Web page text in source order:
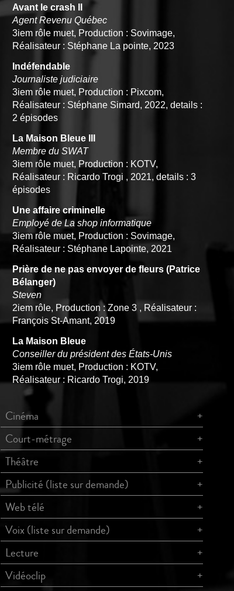
Avant le crash II
Agent Revenu Québec
3iem rôle muet, Production : Sovimage,
Réalisateur : Stéphane La pointe, 2023
Indéfendable
Journaliste judiciaire
3iem rôle muet, Production : Pixcom,
Réalisateur : Stéphane Simard, 2022, details :
2 épisodes
La Maison Bleue III
Membre du SWAT
3iem rôle muet, Production : KOTV,
Réalisateur : Ricardo Trogi , 2021, details : 3
épisodes
Une affaire criminelle
Employé de La shop informatique
3iem rôle muet, Production : Sovimage,
Réalisateur : Stéphane Lapointe, 2021
Prière de ne pas envoyer de fleurs (Patrice
Bélanger)
Steven
2iem rôle, Production : Zone 3 , Réalisateur :
François St-Amant, 2019
La Maison Bleue
Conseiller du président des États-Unis
3iem rôle muet, Production : KOTV,
Réalisateur : Ricardo Trogi, 2019
Cinéma
Court-métrage
Théâtre
Publicité (liste sur demande)
Web télé
Voix (liste sur demande)
Lecture
Vidéoclip